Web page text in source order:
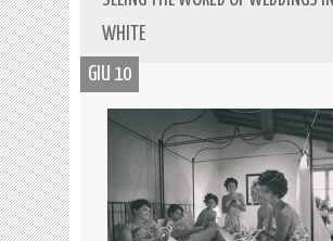
WHITE
GIU 10